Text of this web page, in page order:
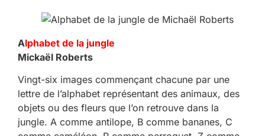
Alphabet de la jungle
Mickaël Roberts
Vingt-six images commençant chacune par une
lettre de l’alphabet représentant des animaux, des
objets ou des fleurs que l’on retrouve dans la
jungle. A comme antilope, B comme bananes, C